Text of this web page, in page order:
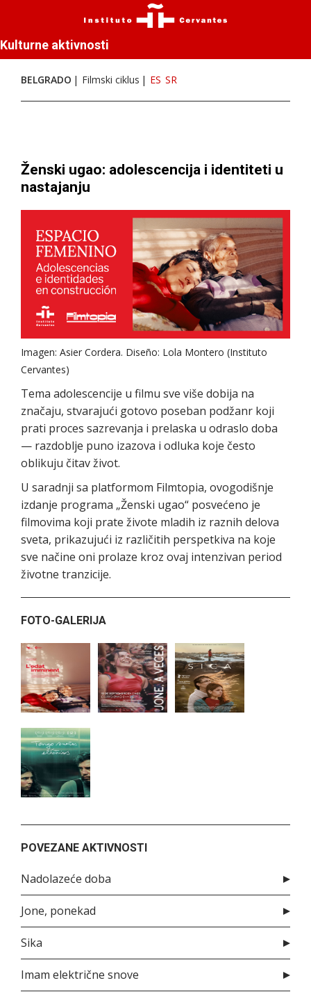
Kulturne aktivnosti
BELGRADO Filmski ciklus ES SR
Ženski ugao: adolescencija i identiteti u
nastajanju
Imagen: Asier Cordera. Diseño: Lola Montero (Instituto
Cervantes)
Tema adolescencije u filmu sve više dobija na
značaju, stvarajući gotovo poseban podžanr koji
prati proces sazrevanja i prelaska u odraslo doba
— razdoblje puno izazova i odluka koje često
oblikuju čitav život.
U saradnji sa platformom Filmtopia, ovogodišnje
izdanje programa „Ženski ugao“ posvećeno je
filmovima koji prate živote mladih iz raznih delova
sveta, prikazujući iz različitih perspetkiva na koje
sve načine oni prolaze kroz ovaj intenzivan period
životne tranzicije.
FOTO-GALERIJA
POVEZANE AKTIVNOSTI
Nadolazeće doba
Jone, ponekad
Sika
Imam električne snove